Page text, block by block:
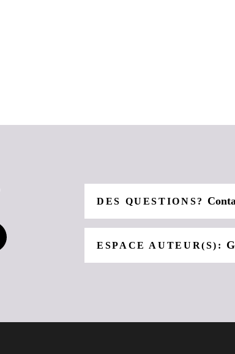
DES QUESTIONS?
ESPACE AUTEUR(S):